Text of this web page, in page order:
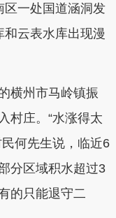
区一处国道涵洞发
云表水库出现漫
横州市马岭镇振
村庄。“水涨得太
何先生说，临近6
分区域积水超过3
的只能退守二